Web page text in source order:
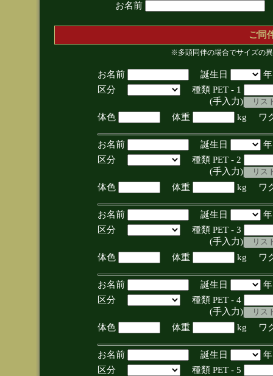
お名前
ご同
※多頭同伴の場合でサイズの
お名前 誕生日
区分
種類 PET - 1
(手入力)
体色
体重 kg ワ
お名前 誕生日
区分
種類 PET - 2
(手入力)
体色
体重 kg ワ
お名前 誕生日
区分
種類 PET - 3
(手入力)
体色
体重 kg ワ
お名前 誕生日
区分
種類 PET - 4
(手入力)
体色
体重 kg ワ
お名前 誕生日
区分
種類 PET - 5